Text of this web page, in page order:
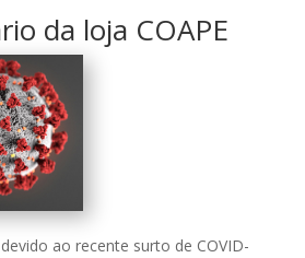
da loja COAPE
ao recente surto de COVID-